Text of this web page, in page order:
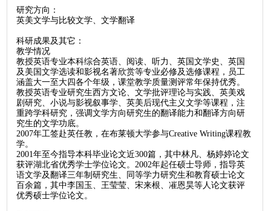
研究方向：
英美文学与比较文学、文学翻译
科研成果及其它：
教学情况
教授英语专业本科综合英语、阅读、听力、英国文学史、英国
及美国文学选读和影视名著欣赏等专业必修及选修课程，员工
涵盖大一至大四各个年级，课堂教学质量测评常年保持优秀。
教授英语专业研究生西方文论、文学批评理论与实践、英美戏
剧研究、小说与影视叙事学、英美后现代主义文学等课程，注
重跨学科研究，强调文学方向研究生的翻译能力和翻译方向研
究生的文学功底。
2007年工签赴英任教，在布莱顿大学参与Creative Writing课程教
学。
2001年至今指导本科毕业论文近300篇，其中林凡、杨婷婷论文
获评湖北省优秀学士学位论文。2002年起任硕士导师，指导英
语文学及翻译三年制研究生、同等学力研究生和教育硕士论文
百余篇，其中李国玉、王莹莹、宋来根、凗恩昊等人论文获评
优秀硕士学位论文。